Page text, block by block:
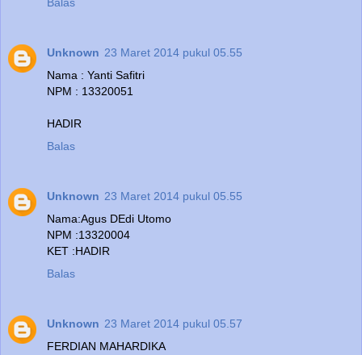
Balas
Unknown 23 Maret 2014 pukul 05.55
Nama : Yanti Safitri
NPM : 13320051
HADIR
Balas
Unknown 23 Maret 2014 pukul 05.55
Nama:Agus DEdi Utomo
NPM :13320004
KET :HADIR
Balas
Unknown 23 Maret 2014 pukul 05.57
FERDIAN MAHARDIKA